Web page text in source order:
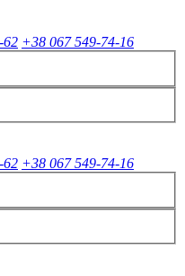
62 +38 067 549-74-16
62 +38 067 549-74-16